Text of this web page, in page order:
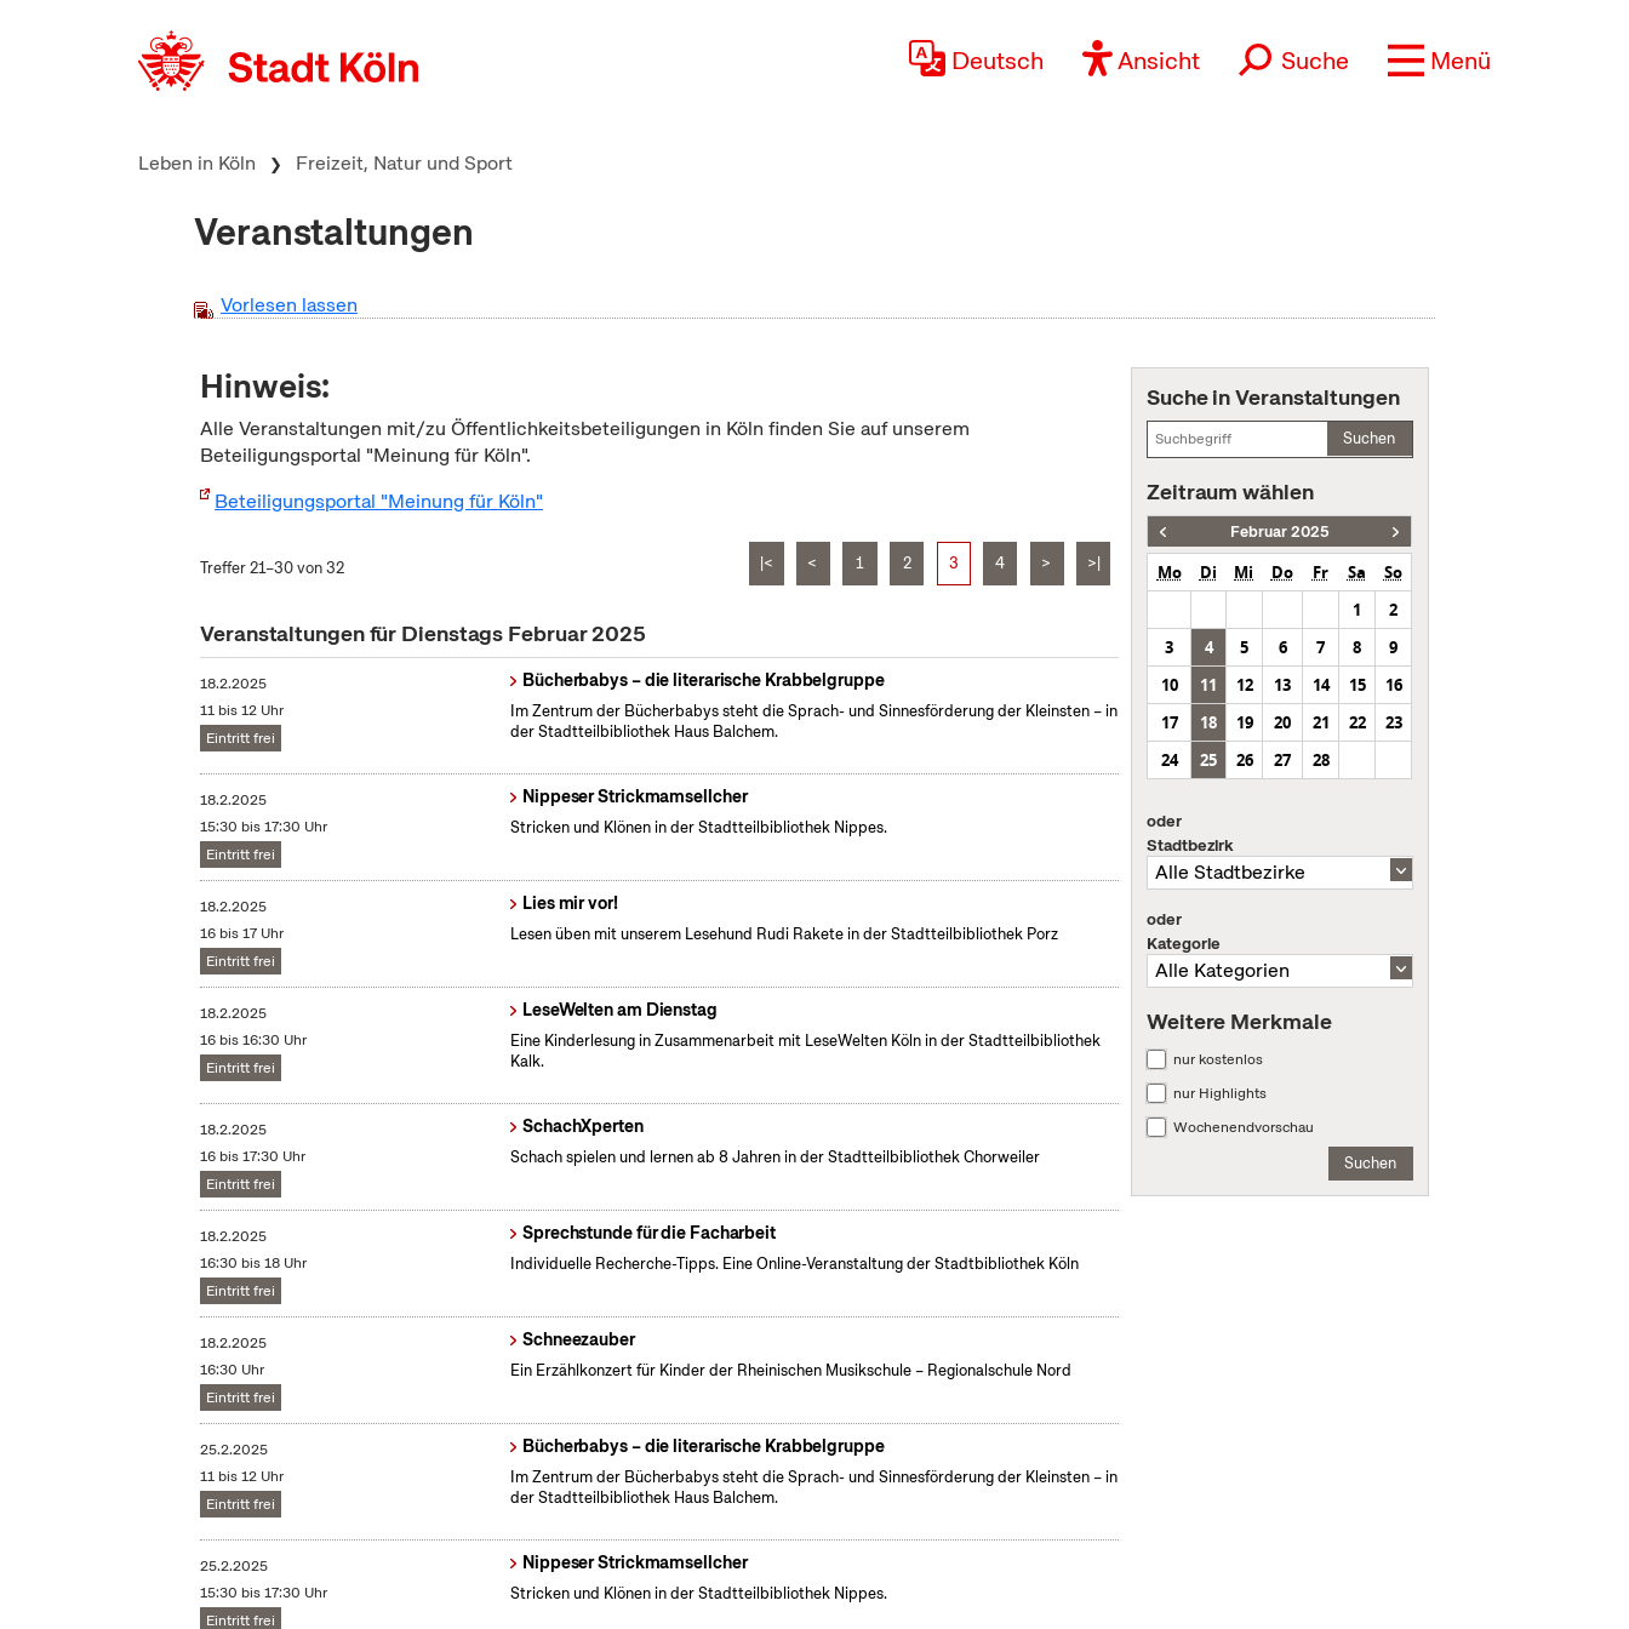
Deutsch Ansicht Suche Menü
Leben in Köln Freizeit, Natur und Sport
Veranstaltungen
Vorlesen lassen
Hinweis:
Alle Veranstaltungen mit/zu Öffentlichkeitsbeteiligungen in Köln finden Sie auf unserem
Beteiligungsportal "Meinung für Köln".
Beteiligungsportal "Meinung für Köln"
Treffer 21–30 von 32 |< < 1 2 3 4 > >|
Veranstaltungen für Dienstags Februar 2025
18.2.2025
11 bis 12 Uhr
Eintritt frei
Bücherbabys – die literarische Krabbelgruppe
Im Zentrum der Bücherbabys steht die Sprach- und Sinnesförderung der Kleinsten – in
der Stadtteilbibliothek Haus Balchem.
18.2.2025
15:30 bis 17:30 Uhr
Eintritt frei
Nippeser Strickmamsellcher
Stricken und Klönen in der Stadtteilbibliothek Nippes.
18.2.2025
16 bis 17 Uhr
Eintritt frei
Lies mir vor!
Lesen üben mit unserem Lesehund Rudi Rakete in der Stadtteilbibliothek Porz
18.2.2025
16 bis 16:30 Uhr
Eintritt frei
LeseWelten am Dienstag
Eine Kinderlesung in Zusammenarbeit mit LeseWelten Köln in der Stadtteilbibliothek
Kalk.
18.2.2025
16 bis 17:30 Uhr
Eintritt frei
SchachXperten
Schach spielen und lernen ab 8 Jahren in der Stadtteilbibliothek Chorweiler
18.2.2025
16:30 bis 18 Uhr
Eintritt frei
Sprechstunde für die Facharbeit
Individuelle Recherche-Tipps. Eine Online-Veranstaltung der Stadtbibliothek Köln
18.2.2025
16:30 Uhr
Eintritt frei
Schneezauber
Ein Erzählkonzert für Kinder der Rheinischen Musikschule – Regionalschule Nord
25.2.2025
11 bis 12 Uhr
Eintritt frei
Bücherbabys – die literarische Krabbelgruppe
Im Zentrum der Bücherbabys steht die Sprach- und Sinnesförderung der Kleinsten – in
der Stadtteilbibliothek Haus Balchem.
25.2.2025
15:30 bis 17:30 Uhr
Eintritt frei
Nippeser Strickmamsellcher
Stricken und Klönen in der Stadtteilbibliothek Nippes.
Suche in Veranstaltungen
Suchen
Zeitraum wählen
Februar 2025
Mo Di Mi Do Fr Sa
So
1
2
3
4 5 6 7 8
9
10
11 12 13 14 15
16
17
18 19 20 21 22
23
24
25 26 27 28
oder
Stadtbezirk
oder
Kategorie
Weitere Merkmale
nur kostenlos
nur Highlights
Wochenendvorschau
Suchen